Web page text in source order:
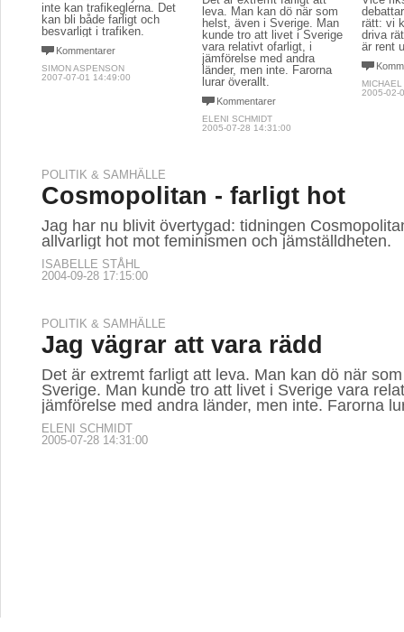
inte kan trafikeglerna. Det
kan bli både farligt och
besvarligt i trafiken.
Kommentarer
SIMON ASPENSON
2007-07-01 14:49:00
leva. Man kan dö när som
helst, även i Sverige. Man
kunde tro att livet i Sverige
vara relativt ofarligt, i
jämförelse med andra
länder, men inte. Farorna
lurar överallt.
Kommentarer
ELENI SCHMIDT
2005-07-28 14:31:00
rätt: vi
driva
är rent
2005-02-
POLITIK & SAMHÄLLE
Cosmopolitan - farligt hot
Jag har nu blivit övertygad: tidningen
allvarligt hot mot feminismen och jämställdheten.
ISABELLE STÅHL
2004-09-28 17:15:00
POLITIK & SAMHÄLLE
Jag vägrar att vara rädd
Det är extremt farligt att leva. Man kan dö när
Sverige. Man kunde tro att livet i Sverige vara
jämförelse med andra länder, men inte. Farorna
ELENI SCHMIDT
2005-07-28 14:31:00